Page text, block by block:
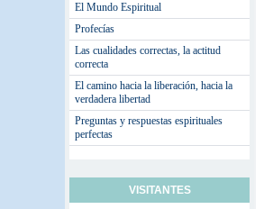
El Mundo Espiritual
Profecías
Las cualidades correctas, la actitud
correcta
El camino hacia la liberación, hacia la
verdadera libertad
Preguntas y respuestas espirituales
perfectas
VISITANTES